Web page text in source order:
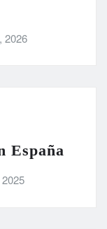
2026
España